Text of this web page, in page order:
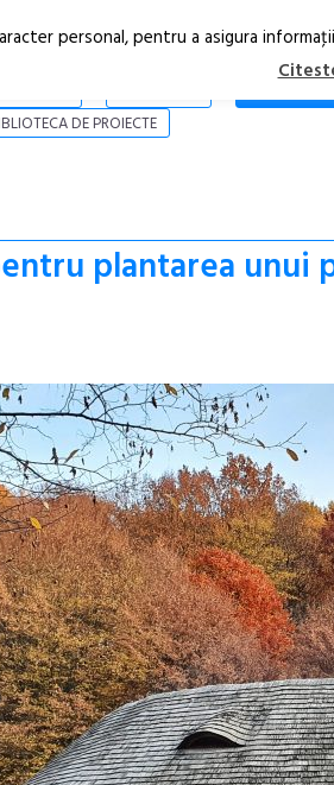
STIRI
DE PROIECTE
plantarea unui
personal, pentru a asigura